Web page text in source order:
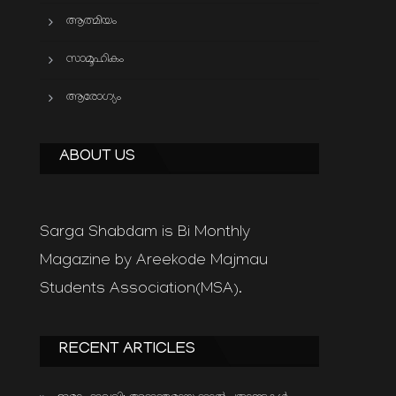
ആത്മിയം
സാമൂഹികം
ആരോഗ്യം
ABOUT US
Sarga Shabdam is Bi Monthly
Magazine by Areekode Majmau
Students Association(MSA).
RECENT ARTICLES